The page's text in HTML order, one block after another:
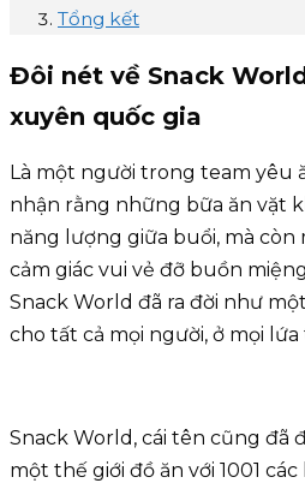
Tổng kết
Đôi nét về Snack
xuyên quốc gia
Là một người trong team yêu
nhận rằng những bữa ăn vặt
năng lượng giữa buổi, mà
cảm giác vui vẻ đỡ buồn
Snack World đã ra đời như
cho tất cả mọi người, ở mọi lứa
Snack World, cái tên cũng đã
một thế giới đồ ăn với 1001